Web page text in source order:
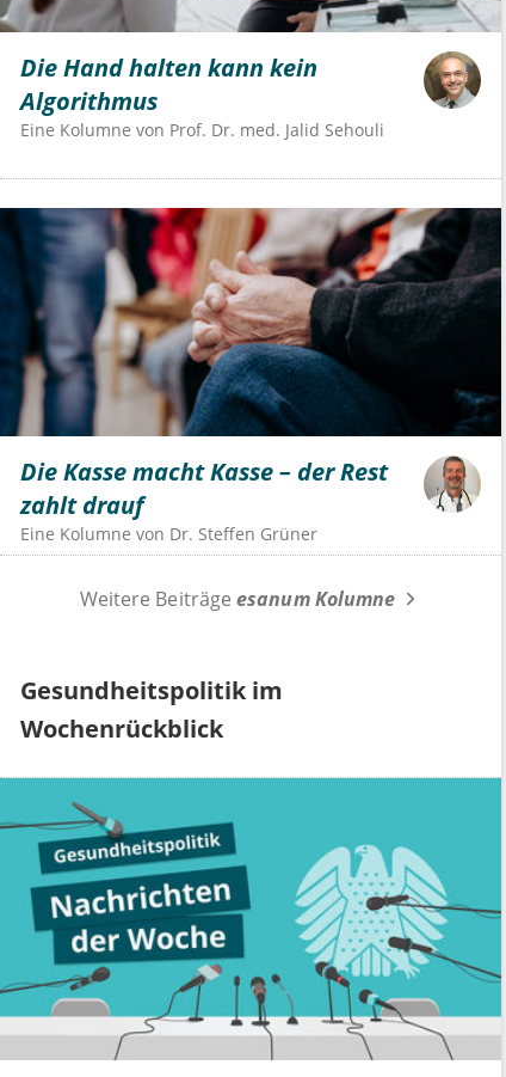
Die Hand halten kann kein
Algorithmus
Eine Kolumne von Prof. Dr. med. Jalid Sehouli
Die Kasse macht Kasse – der Rest
zahlt drauf
Eine Kolumne von Dr. Steffen Grüner
Weitere Beiträgeesanum Kolumne
Gesundheitspolitik im
Wochenrückblick